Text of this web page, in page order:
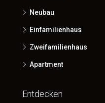
Neubau
Einfamilienhaus
Zweifamilienhaus
Apartment
Entdecken